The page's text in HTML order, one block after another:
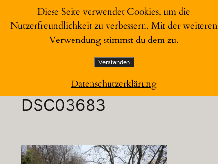
Inhalt
Garten zum Glück
DSC03683
Diese Seite verwendet Cookies, um die
Nutzerfreundlichkeit zu verbessern. Mit der weiteren
Verwendung stimmst du dem zu.
Verstanden
Datenschutzerklärung